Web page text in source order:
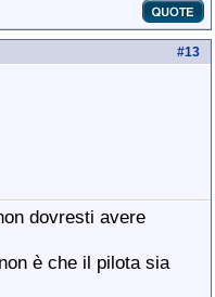
#13
dovresti avere
è che il pilota sia